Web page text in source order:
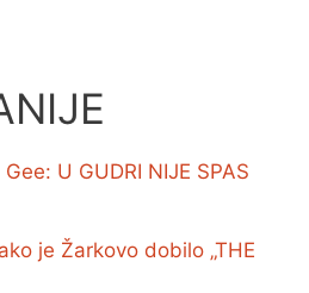
U GUDRI NIJE SPAS
je Žarkovo dobilo „THE